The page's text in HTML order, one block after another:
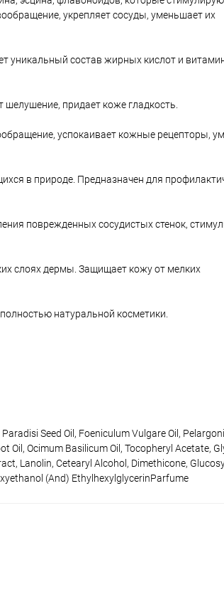
укрепляет сосуды, уменьшает их
уникальный состав жирных кислот и
придает коже гладкость.
успокаивает кожные рецепторы,
в природе. Предназначен для
поврежденных сосудистых стенок,
слоях дермы. Защищает кожу от мелких
натуральной косметики.
Seed Oil, Foeniculum Vulgare Oil,
Oil, Ocimum Basilicum Oil, Tocopheryl Acetate,
Lanolin, Cetearyl Alcohol, Dimethicone,
(And) EthylhexylglycerinParfume